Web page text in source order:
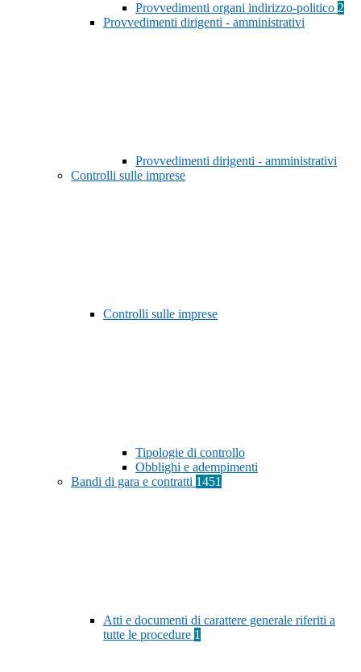
Provvedimenti organi indirizzo-politico 2
Provvedimenti dirigenti - amministrativi
Provvedimenti dirigenti - amministrativi
Controlli sulle imprese
Controlli sulle imprese
Tipologie di controllo
Obblighi e adempimenti
Bandi di gara e contratti 1451
Atti e documenti di carattere generale riferiti a
tutte le procedure 1